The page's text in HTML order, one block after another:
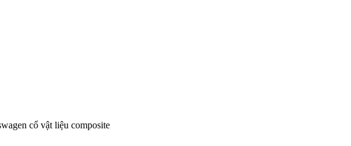
cổ vật liệu composite